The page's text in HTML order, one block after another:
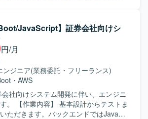
多様な機能に関わることができます。
におけるバグ改修を通じて、既存機能
を高めつつ、Node.js上でのJavaScript
ができます。 【開発環境】
Cloudを基盤としたECサイトにおい
を用いた開発を行います。
いただきます。AIコーディングツール
開発スタイルを取り入れながら、機能
ムの設計・開発に加え、ゲーム量産を
計・実装に携わっていただきます。ま
設計したゲームを実際に開発し、両ス
だくことも可能なポジションです。
術への高い興味関心があり自発的にキ
方、自発的にコミュニケーションを取
められる方、常により良いモノづくり
す。 【ポジションの魅力】
JavaScript】証券会社向けシ
円/月
ンジニア(業務委託・フリーランス)
・ AWS
会社向けシステム開発に伴い、エンジニ
ストま
ただきます。バックエンドではJavaお